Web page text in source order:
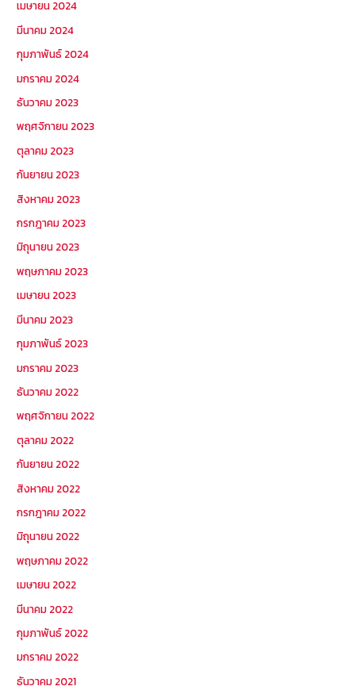
เมษายน 2024
มีนาคม 2024
กุมภาพันธ์ 2024
มกราคม 2024
ธันวาคม 2023
พฤศจิกายน 2023
ตุลาคม 2023
กันยายน 2023
สิงหาคม 2023
กรกฎาคม 2023
มิถุนายน 2023
พฤษภาคม 2023
เมษายน 2023
มีนาคม 2023
กุมภาพันธ์ 2023
มกราคม 2023
ธันวาคม 2022
พฤศจิกายน 2022
ตุลาคม 2022
กันยายน 2022
สิงหาคม 2022
กรกฎาคม 2022
มิถุนายน 2022
พฤษภาคม 2022
เมษายน 2022
มีนาคม 2022
กุมภาพันธ์ 2022
มกราคม 2022
ธันวาคม 2021